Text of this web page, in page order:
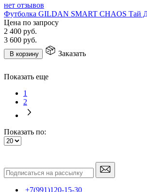
нет отзывов
Футболка GILDAN SMART CHAOS Тай
Цена по запросу
2 400 руб.
3 600 руб.
В корзину Заказать
Показать еще
1
2
Показать по:
+7(991)120-15-30